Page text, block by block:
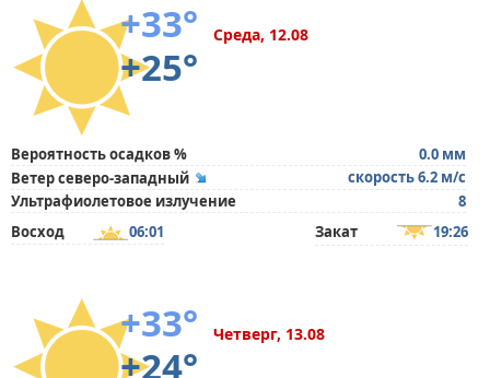
+33°
+25°
Среда, 12.08
Вероятность осадков %
0.0 мм
Ветер северо-западный
скорость 6.2 м/с
Ультрафиолетовое излучение
8
Восход
06:01 Закат 19:26
+33°
+24°
Четверг, 13.08